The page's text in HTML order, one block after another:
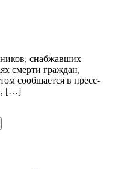
снабжавших
смерти граждан,
сообщается в пресс-
[…]